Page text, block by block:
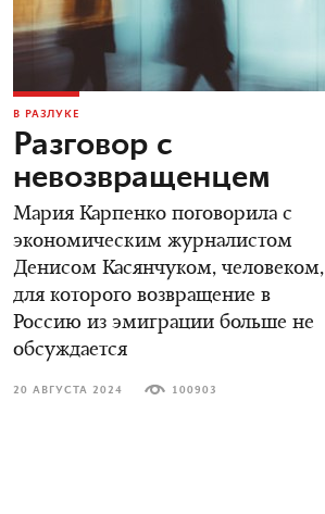
В РАЗЛУКЕ
Разговор с
невозвращенцем
Мария Карпенко поговорила с
экономическим журналистом
Денисом Касянчуком, человеком,
для которого возвращение в
Россию из эмиграции больше не
обсуждается
20 АВГУСТА 2024 100903